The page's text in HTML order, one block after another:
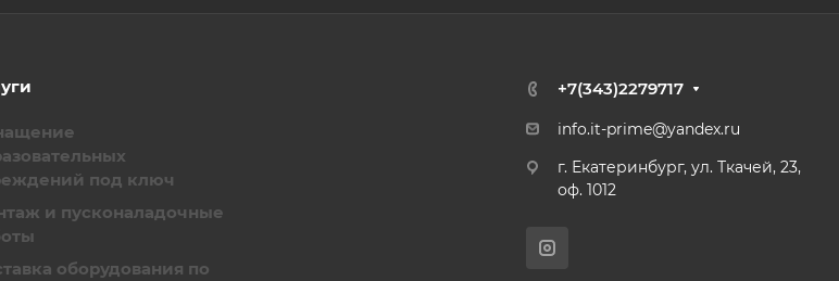
под ключ
и пусконаладочные
оборудования по
+7(343)2279717
info.it-prime@yandex.ru
г. Екатеринбург, ул. Ткачей, 23,
оф. 1012